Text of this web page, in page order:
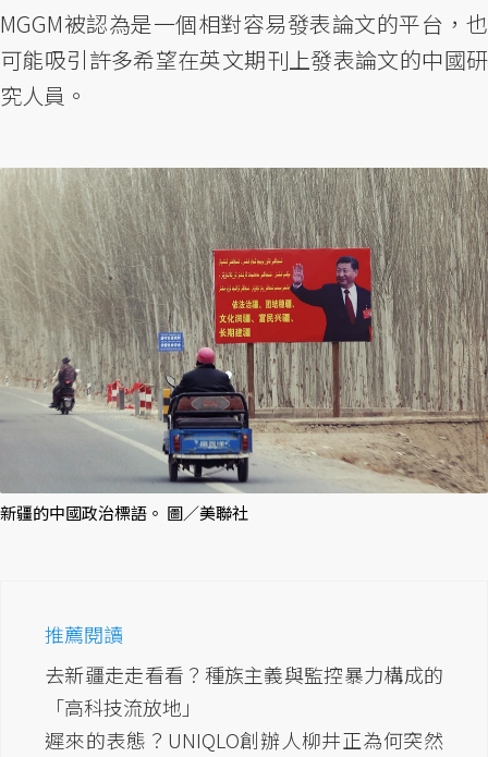
MGGM被認為是一個相對容易發表論文的平台，也
可能吸引許多希望在英文期刊上發表論文的中國研
究人員。
新疆的中國政治標語。 圖／美聯社
推薦閱讀
去新疆走走看看？種族主義與監控暴力構成的
「高科技流放地」
遲來的表態？UNIQLO創辦人柳井正為何突然